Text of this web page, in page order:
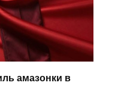
амазонки в